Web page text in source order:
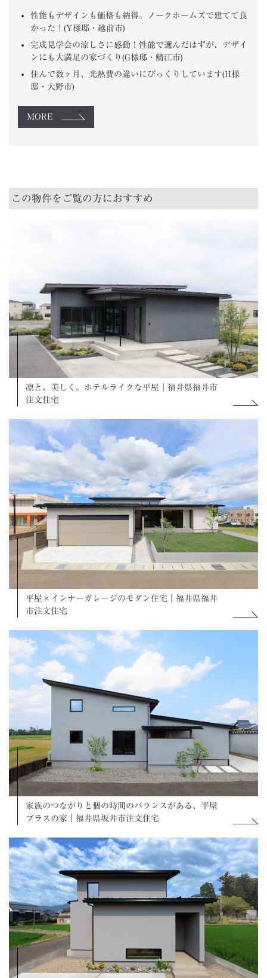
性能もデザインも価格も納得。ノークホームズで建てて良
かった！(Y様邸・越前市)
完成見学会の涼しさに感動！性能で選んだはずが、デザイ
ンにも大満足の家づくり(G様邸・鯖江市)
住んで数ヶ月、光熱費の違いにびっくりしています(H様
邸・大野市)
MORE
この物件をご覧の方におすすめ
凛と、美しく。ホテルライクな平屋｜福井県福井市
注文住宅
平屋×インナーガレージのモダン住宅｜福井県福井
市注文住宅
家族のつながりと個の時間のバランスがある、平屋
プラスの家｜福井県坂井市注文住宅